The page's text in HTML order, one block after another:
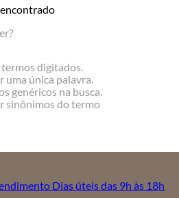
digitados.
uma única palavra.
genéricos na busca.
sinônimos do termo
Dias úteis das 9h às 18h